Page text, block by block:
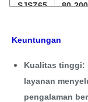
SJSZ65 80-200
Keuntungan
Kualitas tinggi:
layanan
pengalaman